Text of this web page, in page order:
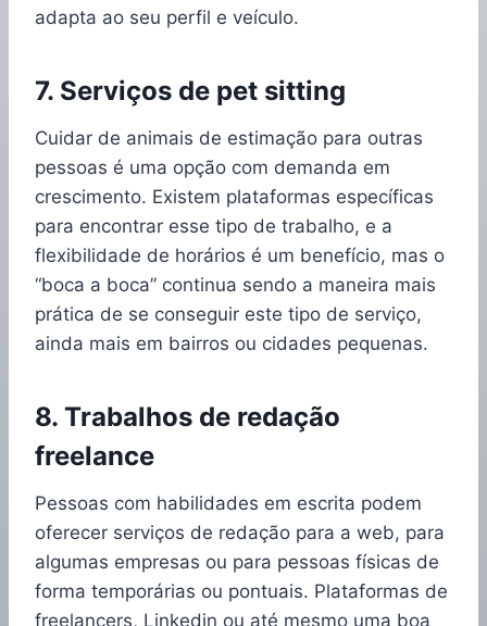
adapta ao seu perfil e veículo.
7. Serviços de pet sitting
Cuidar de animais de estimação para outras
pessoas é uma opção com demanda em
crescimento. Existem plataformas específicas
para encontrar esse tipo de trabalho, e a
flexibilidade de horários é um benefício, mas o
“boca a boca” continua sendo a maneira mais
prática de se conseguir este tipo de serviço,
ainda mais em bairros ou cidades pequenas.
8. Trabalhos de redação
freelance
Pessoas com habilidades em escrita podem
oferecer serviços de redação para a web, para
algumas empresas ou para pessoas físicas de
forma temporárias ou pontuais. Plataformas de
freelancers, Linkedin ou até mesmo uma boa